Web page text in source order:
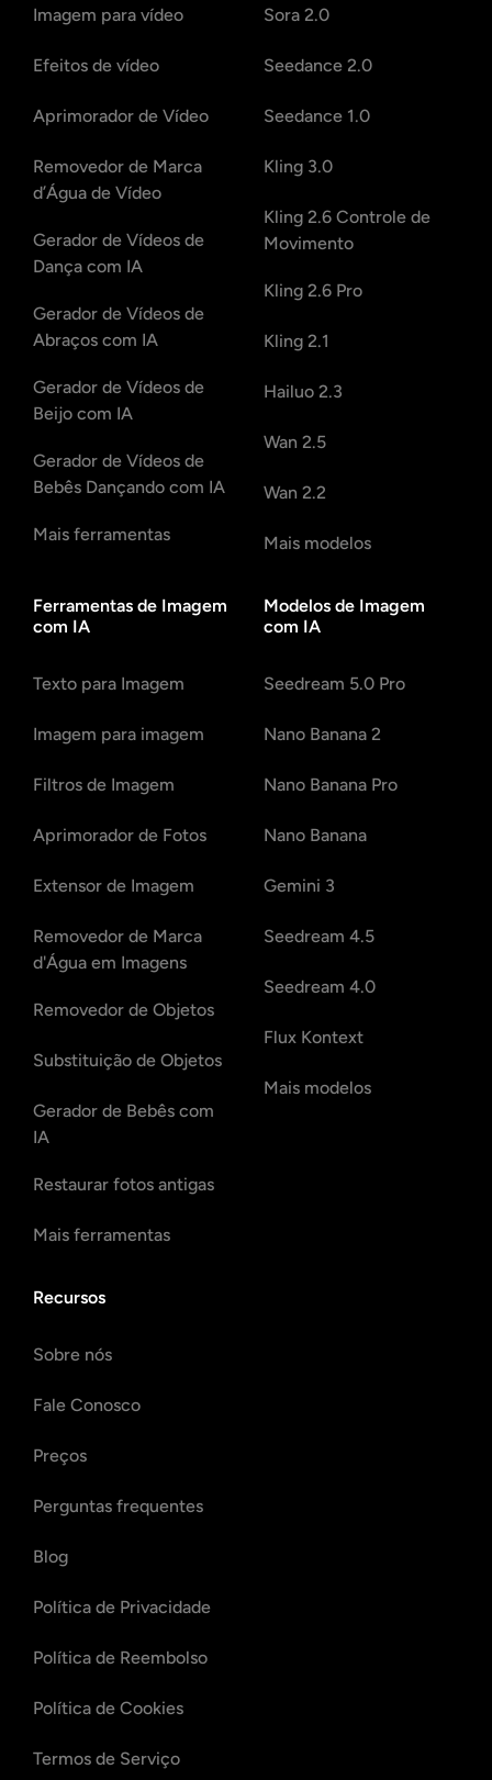
Imagem para vídeo
Efeitos de vídeo
Aprimorador de Vídeo
Removedor de Marca
d’Água de Vídeo
Gerador de Vídeos de
Dança com IA
Gerador de Vídeos de
Abraços com IA
Gerador de Vídeos de
Beijo com IA
Gerador de Vídeos de
Bebês Dançando com IA
Mais ferramentas
Sora 2.0
Seedance 2.0
Seedance 1.0
Kling 3.0
Kling 2.6 Controle de
Movimento
Kling 2.6 Pro
Kling 2.1
Hailuo 2.3
Wan 2.5
Wan 2.2
Mais modelos
Ferramentas de Imagem
com IA
Texto para Imagem
Imagem para imagem
Filtros de Imagem
Aprimorador de Fotos
Extensor de Imagem
Removedor de Marca
d'Água em Imagens
Removedor de Objetos
Substituição de Objetos
Gerador de Bebês com
IA
Restaurar fotos antigas
Mais ferramentas
Modelos de Imagem
com IA
Seedream 5.0 Pro
Nano Banana 2
Nano Banana Pro
Nano Banana
Gemini 3
Seedream 4.5
Seedream 4.0
Flux Kontext
Mais modelos
Recursos
Sobre nós
Fale Conosco
Preços
Perguntas frequentes
Blog
Política de Privacidade
Política de Reembolso
Política de Cookies
Termos de Serviço